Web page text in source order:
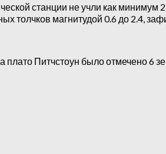
станции не учли как
толчков магнитудой 0.6 до 2.4,
плато Питчстоун было отмечено 6